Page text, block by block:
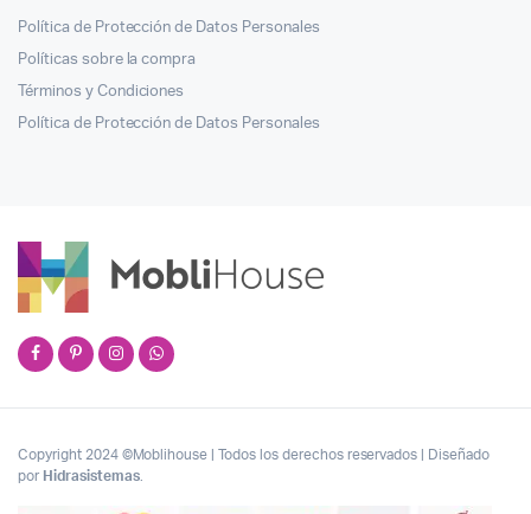
Política de Protección de Datos Personales
Políticas sobre la compra
Términos y Condiciones
Política de Protección de Datos Personales
Copyright 2024 ©Moblihouse | Todos los derechos reservados | Diseñado
por Hidrasistemas.